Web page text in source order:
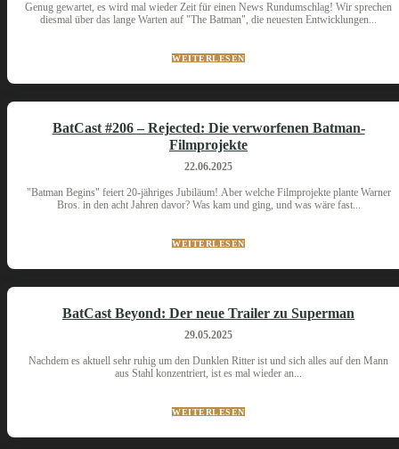
Genug gewartet, es wird mal wieder Zeit für einen News Rundumschlag! Wir sprechen
diesmal über das lange Warten auf "The Batman", die neuesten Entwicklungen...
WEITERLESEN
BatCast #206 – Rejected: Die verworfenen Batman-
Filmprojekte
22.06.2025
"Batman Begins" feiert 20-jähriges Jubiläum! Aber welche Filmprojekte plante Warner
Bros. in den acht Jahren davor? Was kam und ging, und was wäre fast...
WEITERLESEN
BatCast Beyond: Der neue Trailer zu Superman
29.05.2025
Nachdem es aktuell sehr ruhig um den Dunklen Ritter ist und sich alles auf den Mann
aus Stahl konzentriert, ist es mal wieder an...
WEITERLESEN